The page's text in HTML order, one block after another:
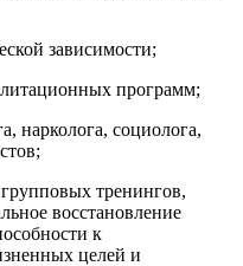
зависимости;
программ;
нарколога, социолога,
тренингов,
восстановление
к
целей и